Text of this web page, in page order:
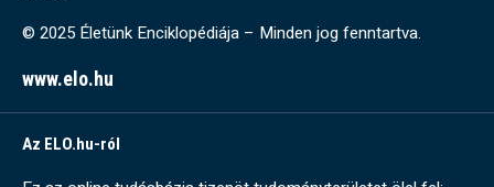
© 2025 Életünk Enciklopédiája – Minden jog fenntartva.
www.elo.hu
Az ELO.hu-ról